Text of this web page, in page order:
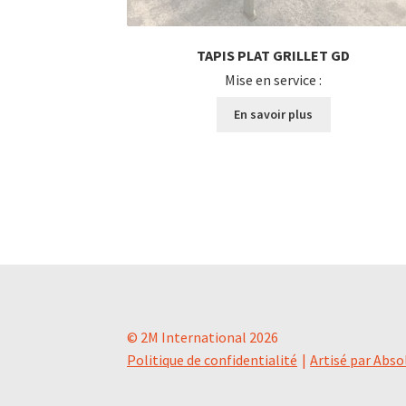
TAPIS PLAT GRILLET GD
Mise en service :
En savoir plus
© 2M International 2026
Politique de confidentialité
Artisé par